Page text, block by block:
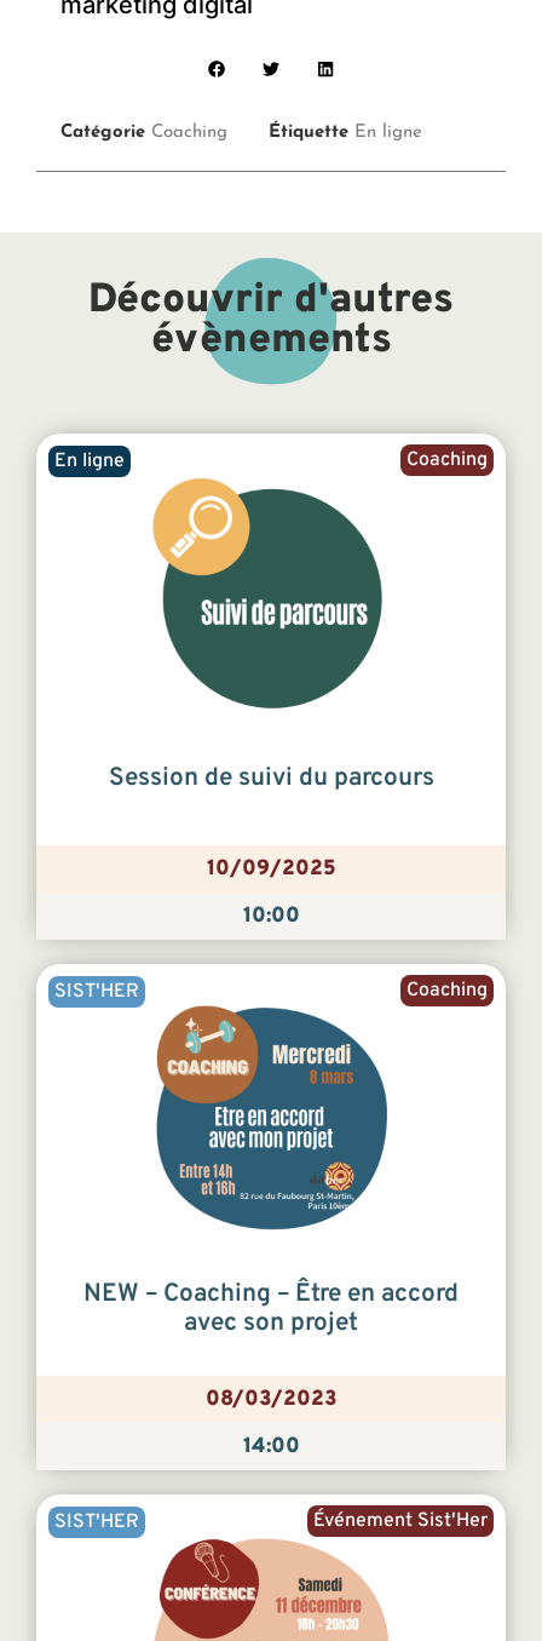
Catégorie Coaching Étiquette En ligne
Découvrir d'autres
évènements
Coaching
En ligne
Session de suivi du parcours
10/09/2025
10:00
Coaching
SIST'HER
NEW – Coaching – Être en accord
avec son projet
08/03/2023
14:00
Événement Sist'Her
SIST'HER